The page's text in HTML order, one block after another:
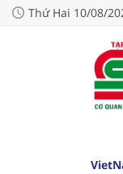
Thứ Hai 10/08/